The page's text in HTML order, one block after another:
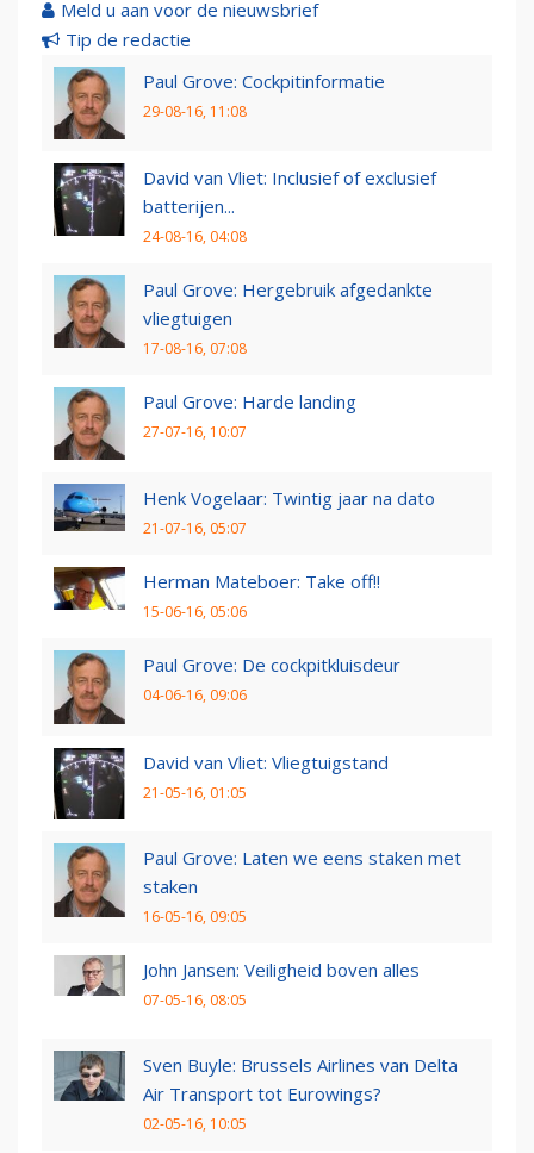
Meld u aan voor de nieuwsbrief
Tip de redactie
Paul Grove: Cockpitinformatie
29-08-16, 11:08
David van Vliet: Inclusief of exclusief
batterijen...
24-08-16, 04:08
Paul Grove: Hergebruik afgedankte
vliegtuigen
17-08-16, 07:08
Paul Grove: Harde landing
27-07-16, 10:07
Henk Vogelaar: Twintig jaar na dato
21-07-16, 05:07
Herman Mateboer: Take off!!
15-06-16, 05:06
Paul Grove: De cockpitkluisdeur
04-06-16, 09:06
David van Vliet: Vliegtuigstand
21-05-16, 01:05
Paul Grove: Laten we eens staken met
staken
16-05-16, 09:05
John Jansen: Veiligheid boven alles
07-05-16, 08:05
Sven Buyle: Brussels Airlines van Delta
Air Transport tot Eurowings?
02-05-16, 10:05